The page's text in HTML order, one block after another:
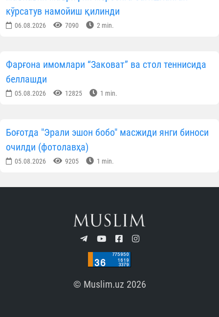
халқаро ташкилотлар вакилларини бирлаштирган
мазкур анжуман ислом цивилизациясининг
ва академик ҳамкорликни мустаҳкамлашда муҳим
ўрин тутди. Шунингдек, форумнинг юқори савияда
ташкил этилгани, иштирокчилар учун яратилган
тарзда намоён этилгани эътироф этилди.
Россиянинг
“Россия – Ислом дунёси” стратегик
Ўзбекистондаги Ислом цивилизацияси
очилиши XXI аср ислом оламидаги энг йирик
гуманитар ва маданий-маърифий лойиҳалардан
бири сифатида баҳоланиб, Ўзбекистон Президенти
оширишдаги етакчи ўрни ва Марказни илм-фан,